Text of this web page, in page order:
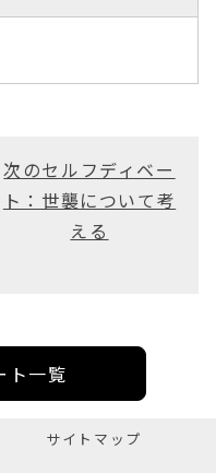
次のセルフディベー
ト：世襲について考
える
ト一覧
サイトマップ